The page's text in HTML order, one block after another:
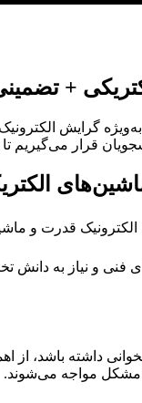
+
گرایش
قرار می‌گیریم تا
فنی و نیاز به
داشته باشد، از
مشکل مواجه می‌شوند.